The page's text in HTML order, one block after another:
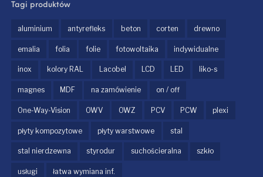
Tagi produktów
aluminium antyrefleks beton corten drewno
emalia folia folie fotowoltaika indywidualne
inox kolory RAL Lacobel LCD LED liko-s
magnes MDF na zamówienie on / off
One-Way-Vision OWV OWZ PCV PCW plexi
płyty kompozytowe płyty warstwowe stal
stal nierdzewna styrodur suchościeralna szkło
usługi łatwa wymiana inf.